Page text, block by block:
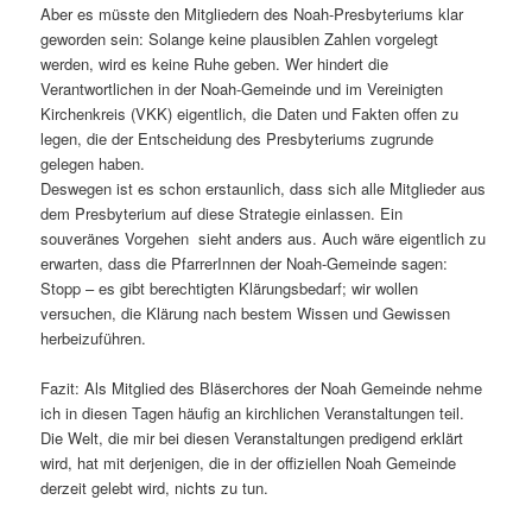
Aber es müsste den Mitgliedern des Noah-Presbyteriums klar
geworden sein: Solange keine plausiblen Zahlen vorgelegt
werden, wird es keine Ruhe geben. Wer hindert die
Verantwortlichen in der Noah-Gemeinde und im Vereinigten
Kirchenkreis (VKK) eigentlich, die Daten und Fakten offen zu
legen, die der Entscheidung des Presbyteriums zugrunde
gelegen haben.
Deswegen ist es schon erstaunlich, dass sich alle Mitglieder aus
dem Presbyterium auf diese Strategie einlassen. Ein
souveränes Vorgehen sieht anders aus. Auch wäre eigentlich zu
erwarten, dass die PfarrerInnen der Noah-Gemeinde sagen:
Stopp – es gibt berechtigten Klärungsbedarf; wir wollen
versuchen, die Klärung nach bestem Wissen und Gewissen
herbeizuführen.
Fazit: Als Mitglied des Bläserchores der Noah Gemeinde nehme
ich in diesen Tagen häufig an kirchlichen Veranstaltungen teil.
Die Welt, die mir bei diesen Veranstaltungen predigend erklärt
wird, hat mit derjenigen, die in der offiziellen Noah Gemeinde
derzeit gelebt wird, nichts zu tun.